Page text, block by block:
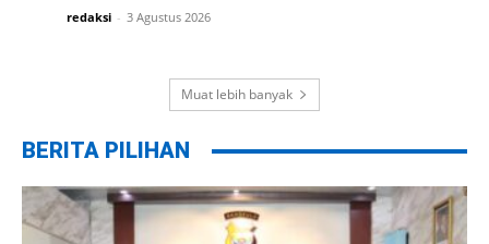
redaksi - 3 Agustus 2026
Muat lebih banyak
BERITA PILIHAN